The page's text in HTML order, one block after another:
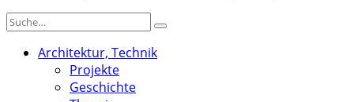
Architektur, Technik
Projekte
Geschichte